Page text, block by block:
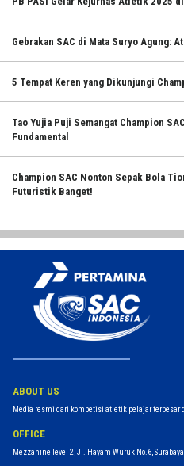
Gebrakan SAC di Mata Suryo Agung:
5 Tempat Keren yang Dikunjungi
Tao Yujia Puji Semangat Champion
Fundamental
Champion SAC Nonton Sepak Bola
Futuristik Banget!
ABOUT US
Media resmi dari kompetisi atletik pelajar terbesar
OFFICE
Mezzanine level 2, Jl. Hayam Wuruk No.6, Surabaya